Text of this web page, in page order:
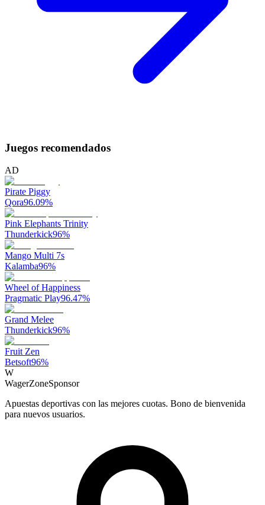
Juegos recomendados
AD
Pirate Piggy
Qora96.09%
Pink Elephants Trinity
Thunderkick96%
Mango Multi 7s
Kalamba96%
Wheel of Happiness
Pragmatic Play96.47%
Grand Melee
Thunderkick96%
Fruit Zen
Betsoft96%
W
WagerZoneSponsor
Apuestas deportivas con las mejores cuotas. Bono de bienvenida
para nuevos usuarios.